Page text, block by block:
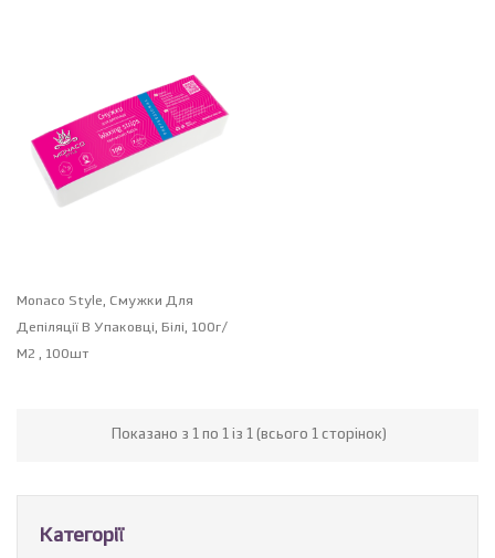
Категорії
Monaco Style, Смужки Для
Депіляції В Упаковці, Білі, 100г/
М2 , 100шт
Показано з 1 по 1 із 1 (всього 1 сторінок)